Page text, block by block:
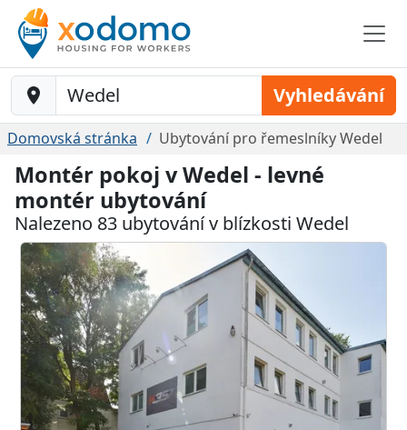
Baustelle-Location Vyhledávání
Domovská stránka Ubytování pro řemeslníky Wedel
Montér pokoj v Wedel - levné
montér ubytování
Nalezeno 83 ubytování v blízkosti Wedel